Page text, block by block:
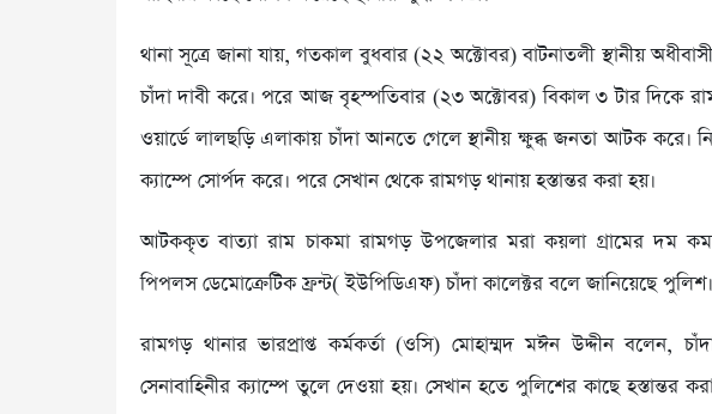
থানা সূত্রে জানা যায়, গতকাল বুধবার (২২ অক্টোবর) বাটনাতলী স্থানীয়
চাঁদা দাবী করে। পরে আজ বৃহস্পতিবার (২৩ অক্টোবর) বিকাল ৩ টার দিকে
ওয়ার্ডে লালছড়ি এলাকায় চাঁদা আনতে গেলে স্থানীয় ক্ষুব্ধ জনতা আটক করে।
ক্যাম্পে সোর্পদ করে। পরে সেখান থেকে রামগড় থানায় হস্তান্তর করা হয়।
আটককৃত বাত্যা রাম চাকমা রামগড় উপজেলার মরা কয়লা গ্রামের দম
পিপলস ডেমোক্রেটিক ফ্রন্ট( ইউপিডিএফ) চাঁদা কালেক্টর বলে জানিয়েছে পুলিশ।
রামগড় থানার ভারপ্রাপ্ত কর্মকর্তা (ওসি) মোহাম্মদ মঈন উদ্দীন বলেন,
সেনাবাহিনীর ক্যাম্পে তুলে দেওয়া হয়। সেখান হতে পুলিশের কাছে হস্তান্তর